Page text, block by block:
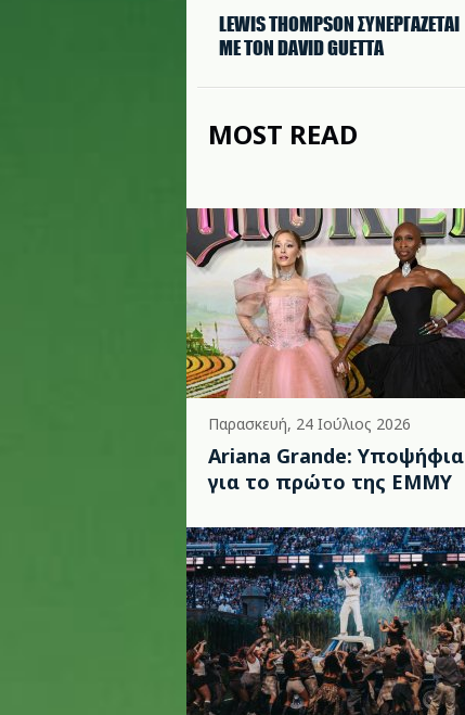
LEWIS THOMPSON ΣΥΝΕΡΓAΖΕΤΑΙ
ΜΕ ΤΟΝ DAVID GUETTA
MOST READ
Παρασκευή, 24 Ιούλιος 2026
Ariana Grande: Υποψήφια
για το πρώτο της EMMY